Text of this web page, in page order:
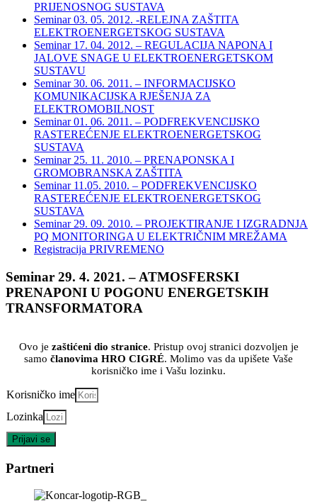
PRIJENOSNOG SUSTAVA
Seminar 03. 05. 2012. -RELEJNA ZAŠTITA
ELEKTROENERGETSKOG SUSTAVA
Seminar 17. 04. 2012. – REGULACIJA NAPONA I
JALOVE SNAGE U ELEKTROENERGETSKOM
SUSTAVU
Seminar 30. 06. 2011. – INFORMACIJSKO
KOMUNIKACIJSKA RJEŠENJA ZA
ELEKTROMOBILNOST
Seminar 01. 06. 2011. – PODFREKVENCIJSKO
RASTEREĆENJE ELEKTROENERGETSKOG
SUSTAVA
Seminar 25. 11. 2010. – PRENAPONSKA I
GROMOBRANSKA ZAŠTITA
Seminar 11.05. 2010. – PODFREKVENCIJSKO
RASTEREĆENJE ELEKTROENERGETSKOG
SUSTAVA
Seminar 29. 09. 2010. – PROJEKTIRANJE I IZGRADNJA
PQ MONITORINGA U ELEKTRIČNIM MREŽAMA
Registracija PRIVREMENO
Seminar 29. 4. 2021. – ATMOSFERSKI
PRENAPONI U POGONU ENERGETSKIH
TRANSFORMATORA
Ovo je zaštićeni dio stranice. Pristup ovoj stranici dozvoljen je
samo članovima HRO CIGRÉ. Molimo vas da upišete Vaše
korisničko ime i Vašu lozinku.
Korisničko ime
Lozinka
Prijavi se
Partneri